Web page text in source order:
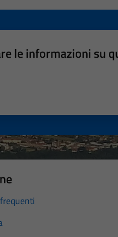
le informazioni su